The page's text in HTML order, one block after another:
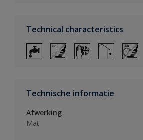
Technical characteristics
Technische informatie
Afwerking
Mat